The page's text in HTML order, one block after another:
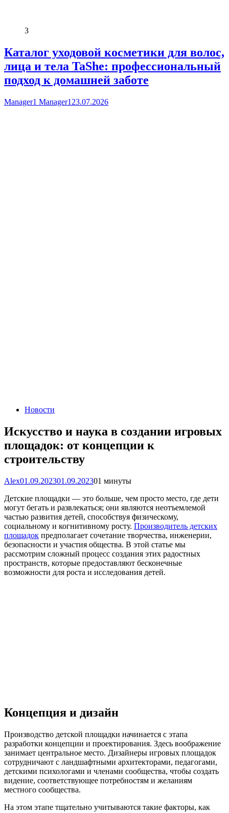
3
Каталог уходовой косметики для волос,
лица и тела TaShe: профессиональный
подход к домашней заботе
Manager1 Manager1 23.07.2026
Новости
Искусство и наука в создании игровых
площадок: от концепции к
строительству
Alex01.09.202301.09.202301 минуты
Детские площадки — это больше, чем просто место, где дети
могут бегать и развлекаться; они являются неотъемлемой
частью развития детей, способствуя физическому,
социальному и когнитивному росту. Производитель детских
площадок предполагает сочетание творчества, инженерии,
безопасности и участия общества. В этой статье мы
рассмотрим сложный процесс создания этих радостных
пространств, которые предоставляют бесконечные
возможности для роста и исследования детей.
Концепция и дизайн
Производство детской площадки начинается с этапа
разработки концепции и проектирования. Здесь воображение
занимает центральное место. Дизайнеры игровых площадок
сотрудничают с ландшафтными архитекторами, педагогами,
детскими психологами и членами сообщества, чтобы создать
видение, соответствующее потребностям и желаниям
местного сообщества.
На этом этапе тщательно учитываются такие факторы, как